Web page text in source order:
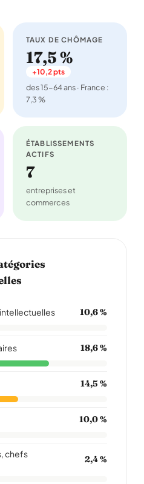
TAUX DE CHÔMAGE
17,5 %
+10,2 pts
des 15-64 ans · France :
7,3 %
ÉTABLISSEMENTS
ACTIFS
7
entreprises et
commerces
10,6 %
18,6 %
14,5 %
10,0 %
chefs
2,4 %